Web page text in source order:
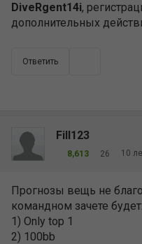
DiveRgent14i,
дополнительных
Ответить
Fill123
8,613 26 10
Прогнозы вещь не
командном зачете будет:
1) Only top 1
2) 100bb